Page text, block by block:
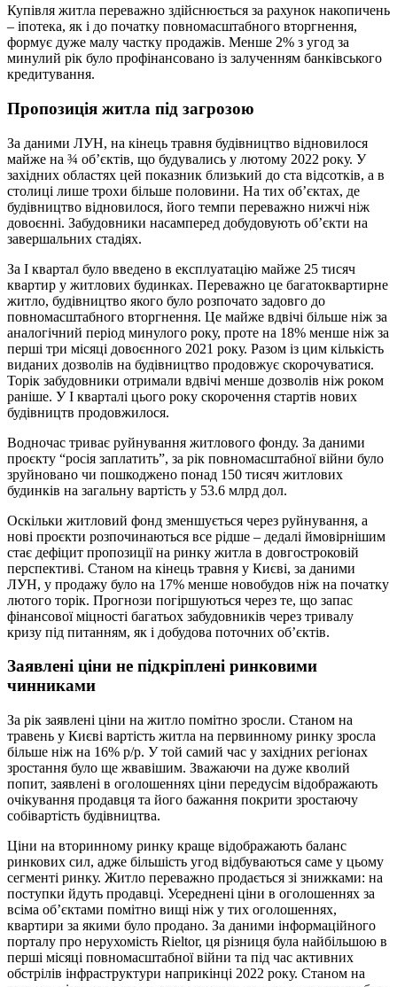
Купівля житла переважно здійснюється за рахунок накопичень
– іпотека, як і до початку повномасштабного вторгнення,
формує дуже малу частку продажів. Менше 2% з угод за
минулий рік було профінансовано із залученням банківського
кредитування.
Пропозиція житла під загрозою
За даними ЛУН, на кінець травня будівництво відновилося
майже на ¾ об’єктів, що будувались у лютому 2022 року. У
західних областях цей показник близький до ста відсотків, а в
столиці лише трохи більше половини. На тих об’єктах, де
будівництво відновилося, його темпи переважно нижчі ніж
довоєнні. Забудовники насамперед добудовують об’єкти на
завершальних стадіях.
За I квартал було введено в експлуатацію майже 25 тисяч
квартир у житлових будинках. Переважно це багатоквартирне
житло, будівництво якого було розпочато задовго до
повномасштабного вторгнення. Це майже вдвічі більше ніж за
аналогічний період минулого року, проте на 18% менше ніж за
перші три місяці довоєнного 2021 року. Разом із цим кількість
виданих дозволів на будівництво продовжує скорочуватися.
Торік забудовники отримали вдвічі менше дозволів ніж роком
раніше. У I кварталі цього року скорочення стартів нових
будівництв продовжилося.
Водночас триває руйнування житлового фонду. За даними
проєкту “росія заплатить”, за рік повномасштабної війни було
зруйновано чи пошкоджено понад 150 тисяч житлових
будинків на загальну вартість у 53.6 млрд дол.
Оскільки житловий фонд зменшується через руйнування, а
нові проєкти розпочинаються все рідше – дедалі ймовірнішим
стає дефіцит пропозиції на ринку житла в довгостроковій
перспективі. Станом на кінець травня у Києві, за даними
ЛУН, у продажу було на 17% менше новобудов ніж на початку
лютого торік. Прогнози погіршуються через те, що запас
фінансової міцності багатьох забудовників через тривалу
кризу під питанням, як і добудова поточних об’єктів.
Заявлені ціни не підкріплені ринковими
чинниками
За рік заявлені ціни на житло помітно зросли. Станом на
травень у Києві вартість житла на первинному ринку зросла
більше ніж на 16% р/р. У той самий час у західних регіонах
зростання було ще жвавішим. Зважаючи на дуже кволий
попит, заявлені в оголошеннях ціни передусім відображають
очікування продавця та його бажання покрити зростаючу
собівартість будівництва.
Ціни на вторинному ринку краще відображають баланс
ринкових сил, адже більшість угод відбуваються саме у цьому
сегменті ринку. Житло переважно продається зі знижками: на
поступки йдуть продавці. Усереднені ціни в оголошеннях за
всіма об’єктами помітно вищі ніж у тих оголошеннях,
квартири за якими було продано. За даними інформаційного
порталу про нерухомість Rieltor, ця різниця була найбільшою в
перші місяці повномасштабної війни та під час активних
обстрілів інфраструктури наприкінці 2022 року. Станом на